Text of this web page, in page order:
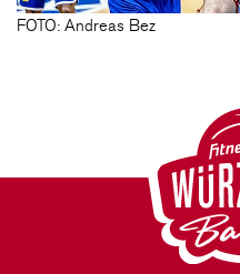
FOTO: Andreas Bez